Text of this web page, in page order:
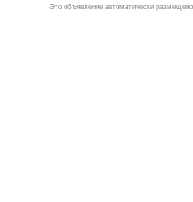
Это объявление автоматически